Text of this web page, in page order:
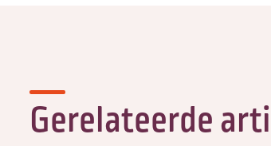
Gerelateerde